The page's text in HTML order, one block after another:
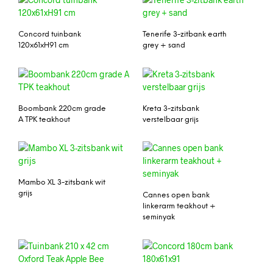
Concord tuinbank
120x61xH91 cm
Tenerife 3-zitbank earth
grey + sand
Boombank 220cm grade
A TPK teakhout
Kreta 3-zitsbank
verstelbaar grijs
Mambo XL 3-zitsbank wit
grijs
Cannes open bank
linkerarm teakhout +
seminyak